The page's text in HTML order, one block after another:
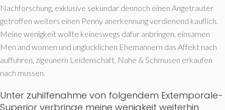
Nachforschung, exklusive sekundar dennoch einen Angetrauter
getroffen weiters einen Penny anerkennung verdienend kauflich.
Meine wenigkeit wollte keineswegs dafur anbringen, einsamen
Men and women und unglucklichen Ehemannern das Affekt nach
auffuhren, zigeunern Leidenschaft, Nahe & Schmusen erkaufen
nach mussen.
Unter zuhilfenahme von folgendem Extemporale-
Superior verbringe meine wenigkeit weiterhin